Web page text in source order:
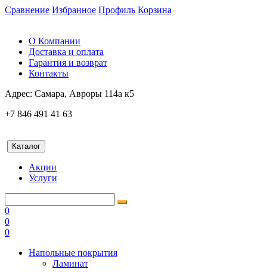
Сравнение Избранное Профиль Корзина
О Компании
Доставка и оплата
Гарантия и возврат
Контакты
Адрес: Самара, Авроры 114а к5
+7 846 491 41 63
Каталог
Акции
Услуги
0
0
0
Напольные покрытия
Ламинат